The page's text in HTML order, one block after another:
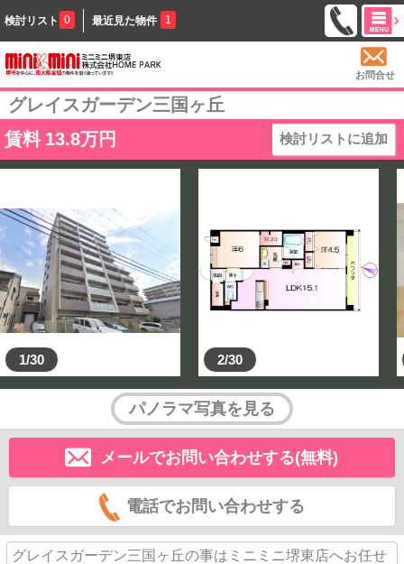
検討リスト 0 最近見た物件 1
お問合せ
グレイスガーデン三国ヶ丘
賃料 13.8万円 検討リストに追加
1/30 2/30
パノラマ写真を見る
メールでお問い合わせする(無料)
電話でお問い合わせする
グレイスガーデン三国ヶ丘の事はミニミニ堺東店へお任せ